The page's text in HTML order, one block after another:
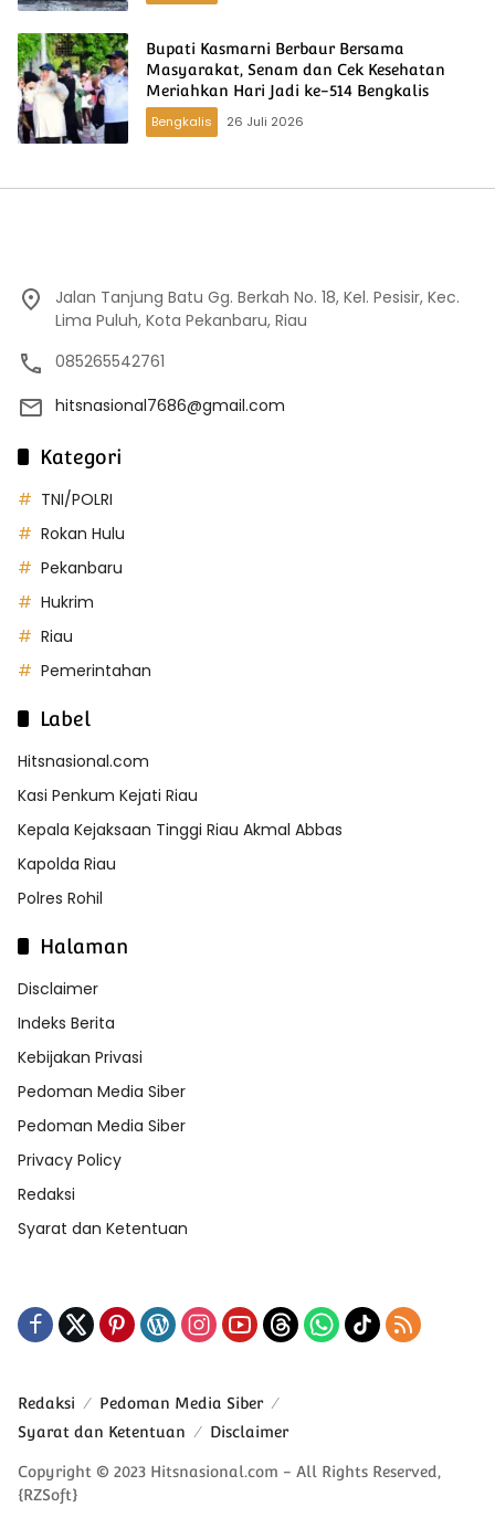
Bupati Kasmarni Berbaur Bersama
Masyarakat, Senam dan Cek Kesehatan
Meriahkan Hari Jadi ke-514 Bengkalis
Bengkalis
26 Juli 2026
Jalan Tanjung Batu Gg. Berkah No. 18, Kel. Pesisir, Kec.
Lima Puluh, Kota Pekanbaru, Riau
085265542761
hitsnasional7686@gmail.com
Kategori
TNI/POLRI
Rokan Hulu
Pekanbaru
Hukrim
Riau
Pemerintahan
Label
Hitsnasional.com
Kasi Penkum Kejati Riau
Kepala Kejaksaan Tinggi Riau Akmal Abbas
Kapolda Riau
Polres Rohil
Halaman
Disclaimer
Indeks Berita
Kebijakan Privasi
Pedoman Media Siber
Pedoman Media Siber
Privacy Policy
Redaksi
Syarat dan Ketentuan
Redaksi
Pedoman Media Siber
Syarat dan Ketentuan
Disclaimer
Copyright © 2023 Hitsnasional.com - All Rights Reserved,
{RZSoft}